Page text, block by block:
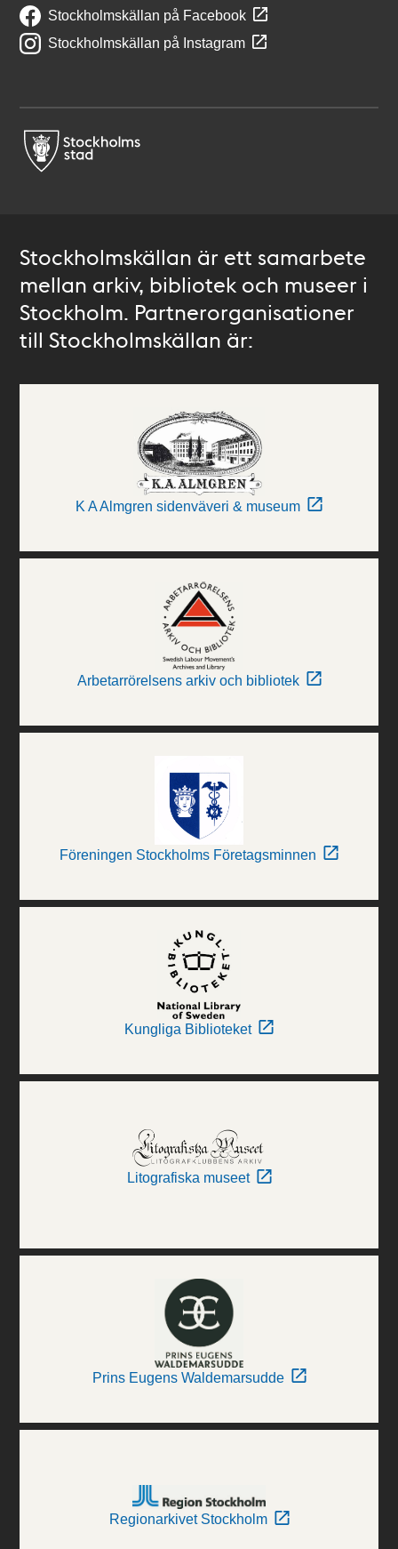
Stockholmskällan på Facebook
Stockholmskällan på Instagram
Stockholmskällan är ett samarbete
mellan arkiv, bibliotek och museer i
Stockholm. Partnerorganisationer
till Stockholmskällan är:
K A Almgren sidenväveri & museum
Arbetarrörelsens arkiv och bibliotek
Föreningen Stockholms Företagsminnen
Kungliga Biblioteket
Litografiska museet
Prins Eugens Waldemarsudde
Regionarkivet Stockholm